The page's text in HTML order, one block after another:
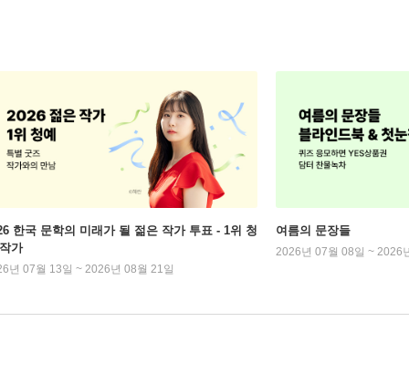
한국 문학의 미래가 될 젊은 작가 투표 - 1위 청
가
년 07월 13일 ~ 2026년 08월 21일
여름의 문장들
2026년 07월 08일 ~ 2026